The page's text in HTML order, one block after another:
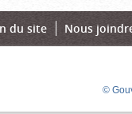
du site Nous
©